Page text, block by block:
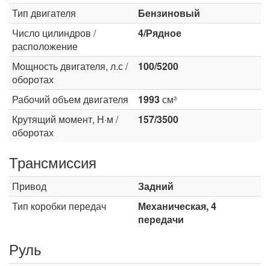
Тип двигателя
Бензиновый
Число цилиндров /
расположение
4/Рядное
Мощность двигателя, л.с /
оборотах
100/5200
Рабочий объем двигателя 1993см³
Крутящий момент, Н·м /
оборотах
157/3500
Трансмиссия
Привод
Задний
Тип коробки передач
Механическая, 4
передачи
Руль